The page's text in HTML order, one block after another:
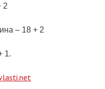
2
– 18 + 2
1.